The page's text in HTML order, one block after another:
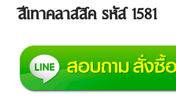
สีเทาคลาสสิค รหัส 1581